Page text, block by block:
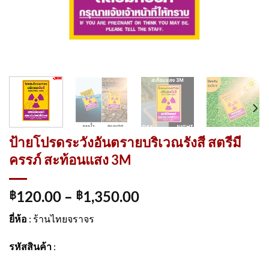
ป้ายโปรดระวังอันตรายบริเวณรังสี สตรีมี
ครรภ์ สะท้อนแสง 3M
฿120.00 – ฿1,350.00
ยี่ห้อ : ร้านไทยจราจร
รหัสสินค้า :